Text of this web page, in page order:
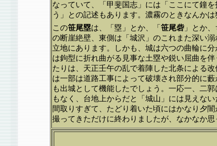
なっていて、「甲斐国志」には「ここにて鐘
う」との記述もあります。濃霧のときなんか
この笹尾塁は、「塁」とか、「 笹尾砦」とか、
の断崖絶壁、東側は「城沢」のこれまた深い
立地にあります。しかも、城は六つの曲輪に
は鉤型に折れ曲がる見事な土塁や鋭い屈曲を
たりは、天正壬午の乱で着陣した北条による
は一部は道路工事によって破壊され部分的に
も出城として機能したでしょう。一応一、二
もなく、台地上からだと「城山」には見えな
間取りすぎて、たどり着いた頃にはかなり夕
撮ってきただけに終わりましたが、なかなか